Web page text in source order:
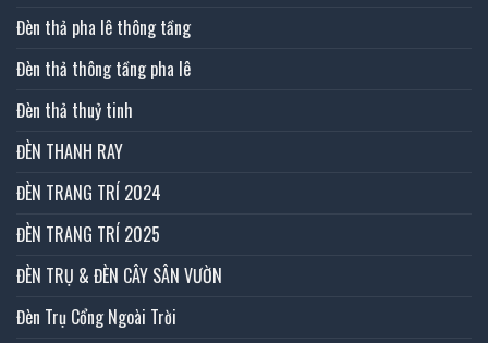
Đèn thả pha lê thông tầng
Đèn thả thông tầng pha lê
Đèn thả thuỷ tinh
ĐÈN THANH RAY
ĐÈN TRANG TRÍ 2024
ĐÈN TRANG TRÍ 2025
ĐÈN TRỤ & ĐÈN CÂY SÂN VƯỜN
Đèn Trụ Cổng Ngoài Trời